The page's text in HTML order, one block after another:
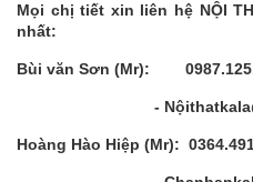
Mọi chị tiết xin liên hệ NỘI
nhất:
Bùi văn Sơn (Mr):
-
Hoàng Hào Hiệp (Mr):